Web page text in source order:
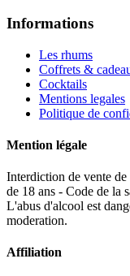
Informations
Les rhums
Coffrets &
Cocktails
Mentions legales
Politique de
Mention légale
Interdiction de vente
de 18 ans - Code de la
L'abus d'alcool est
moderation.
Affiliation